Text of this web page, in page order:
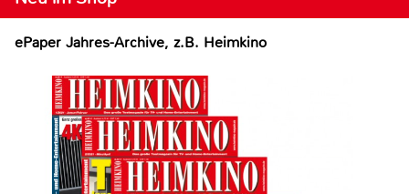
ePaper Jahres-Archive, z.B. Heimkino